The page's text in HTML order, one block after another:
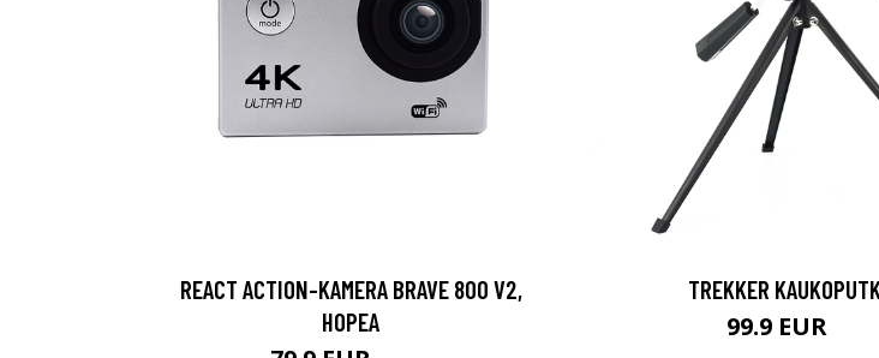
REACT ACTION-KAMERA BRAVE 800 V2,
HOPEA
TREKKER
99.9 EUR